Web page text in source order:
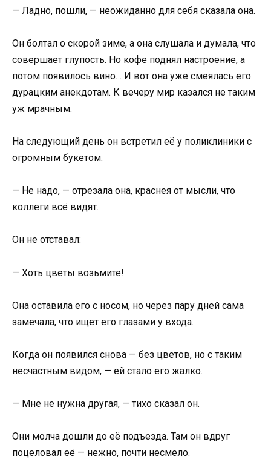
— Ладно, пошли, — неожиданно для себя сказала она.
Он болтал о скорой зиме, а она слушала и думала, что
совершает глупость. Но кофе поднял настроение, а
потом появилось вино… И вот она уже смеялась его
дурацким анекдотам. К вечеру мир казался не таким
уж мрачным.
На следующий день он встретил её у поликлиники с
огромным букетом.
— Не надо, — отрезала она, краснея от мысли, что
коллеги всё видят.
Он не отставал:
— Хоть цветы возьмите!
Она оставила его с носом, но через пару дней сама
замечала, что ищет его глазами у входа.
Когда он появился снова — без цветов, но с таким
несчастным видом, — ей стало его жалко.
— Мне не нужна другая, — тихо сказал он.
Они молча дошли до её подъезда. Там он вдруг
поцеловал её — нежно, почти несмело.